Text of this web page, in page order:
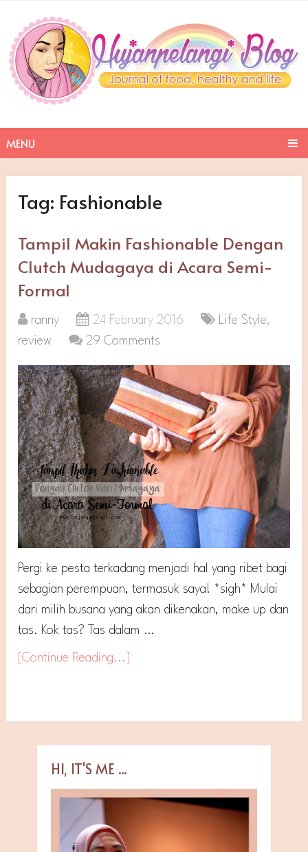
MENU
Tag: Fashionable
Tampil Makin Fashionable Dengan
Clutch Mudagaya di Acara Semi-
Formal
ranny 24 February 2016 Life Style,
review
29 Comments
Pergi ke pesta terkadang menjadi hal yang ribet bagi
sebagian perempuan, termasuk saya! *sigh* Mulai
dari milih busana yang akan dikenakan, make up dan
tas. Kok tas? Tas dalam …
[Continue Reading...]
HI, IT'S ME ...